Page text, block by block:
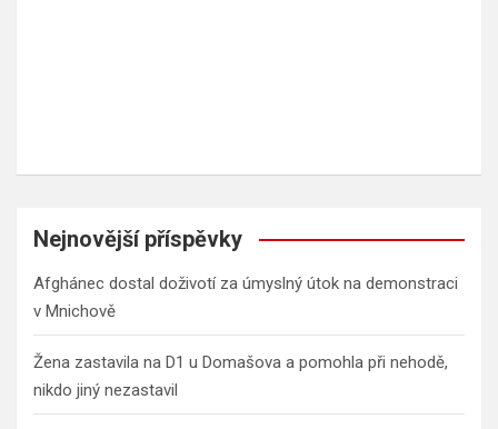
Nejnovější příspěvky
Afghánec dostal doživotí za úmyslný útok na demonstraci
v Mnichově
Žena zastavila na D1 u Domašova a pomohla při nehodě,
nikdo jiný nezastavil